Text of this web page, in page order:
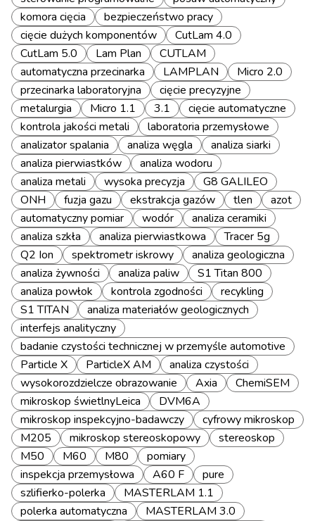
komora cięcia
bezpieczeństwo pracy
cięcie dużych komponentów
CutLam 4.0
CutLam 5.0
Lam Plan
CUTLAM
automatyczna przecinarka
LAMPLAN
Micro 2.0
przecinarka laboratoryjna
cięcie precyzyjne
metalurgia
Micro 1.1 3.1
cięcie automatyczne
kontrola jakości metali
laboratoria przemysłowe
analizator spalania
analiza węgla
analiza siarki
analiza pierwiastków
analiza wodoru
analiza metali
wysoka precyzja
G8 GALILEO
ONH
fuzja gazu ekstrakcja gazów tlen
azot
automatyczny pomiar
wodór
analiza ceramiki
analiza szkła
analiza pierwiastkowa
Tracer 5g
Q2 Ion
spektrometr iskrowy
analiza geologiczna
analiza żywności
analiza paliw
S1 Titan 800
analiza powłok
kontrola zgodności
recykling
S1 TITAN
analiza materiałów geologicznych
interfejs analityczny
badanie czystości technicznej w przemyśle automotive
Particle X
ParticleX AM
analiza czystości
wysokorozdzielcze obrazowanie
Axia
ChemiSEM
mikroskop świetlnyLeica
DVM6A
mikroskop inspekcyjno-badawczy
cyfrowy mikroskop
M205
mikroskop stereoskopowy
stereoskop
M50
M60 M80
pomiary
inspekcja przemysłowa
A60 F
pure
szlifierko-polerka
MASTERLAM 1.1
polerka automatyczna
MASTERLAM 3.0